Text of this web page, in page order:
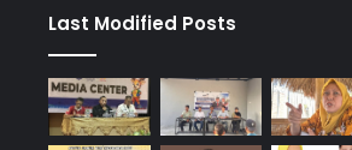
Last Modified Posts